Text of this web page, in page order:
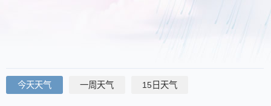
今天天气 一周天气 15日天气